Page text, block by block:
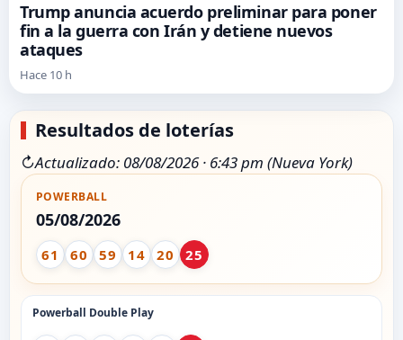
Trump anuncia acuerdo preliminar para poner
fin a la guerra con Irán y detiene nuevos
ataques
Hace 10 h
Resultados de loterías
↻Actualizado: 08/08/2026 · 6:43 pm (Nueva York)
POWERBALL
05/08/2026
61 60 59 14 20 25
Powerball Double Play